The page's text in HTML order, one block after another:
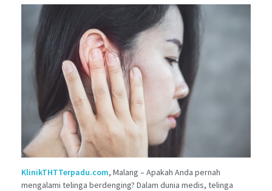
KlinikTHTTerpadu.com, Malang – Apakah Anda pernah
mengalami telinga berdenging? Dalam dunia medis, telinga